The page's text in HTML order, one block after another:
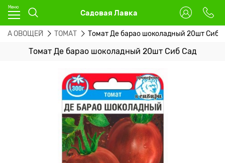
Садовая Лавка
ОВОЩЕЙ ТОМАТ Томат Де барао шоколадный 20шт Сиб
Томат Де барао шоколадный 20шт Сиб Сад